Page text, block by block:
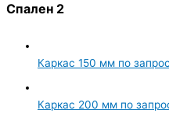
Спален 2
Каркас 150 мм по
Каркас 200 мм по